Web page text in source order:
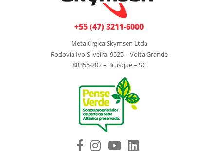
+55 (47) 3211-6000
Metalúrgica Skymsen Ltda
Rodovia Ivo Silveira, 9525 – Volta Grande
88355-202 – Brusque – SC